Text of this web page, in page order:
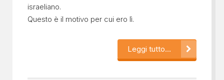
israeliano.
Questo è il motivo per cui ero lì.
Leggi tutto...